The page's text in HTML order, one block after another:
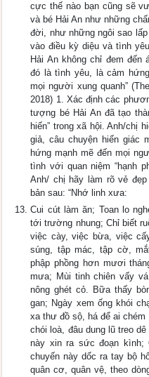
cực thế nào bạn cũng sẽ
và bé Hải An như những
đời, như những ngôi sao
vào điều kỳ diệu và tình
Hải An không chỉ đem đến
đó là tình yêu, là cảm
mọi người xung quanh”
2018) 1. Xác định các
tượng bé Hải An đã tạo
hiến” trong xã hội. Anh/chị
giả, câu chuyện hiến giác
hứng mạnh mẽ đến mọi
tình với quan niệm “hạnh
Anh/ chị hãy làm rõ vẻ
bản sau: “Nhớ linh xưa:
Cui cút làm ăn; Toan lo
tới trường nhung; Chỉ biết
việc cày, việc bừa, việc
súng, tập mác, tập cờ,
phập phồng hơn mươi
mưa; Mùi tinh chiên vấy
nông ghét cỏ. Bữa thấy
gan; Ngày xem ống khói
xa thư đồ sộ, há để ai
chói loà, đâu dung lũ treo
này xin ra sức đoạn kình;
chuyến này dốc ra tay bộ
quân cơ, quân vệ, theo